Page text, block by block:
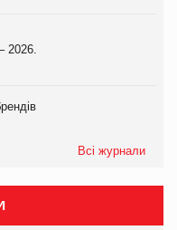
2026.
Всі журнали